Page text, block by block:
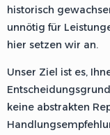
historisch
unnötig für
hier setzen wir an.
Unser Ziel ist es,
keine abstrakten